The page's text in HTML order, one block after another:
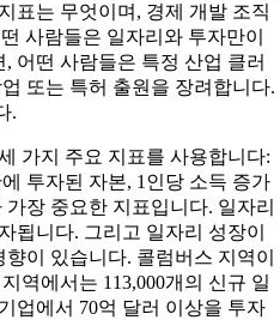
표는 무엇이며, 경제 개발 조직
사람들은 일자리와 투자만이
어떤 사람들은 특정 산업 클러
또는 특허 출원을 장려합니다.
.
가지 주요 지표를 사용합니다:
투자된 자본, 1인당 소득 증가
장 중요한 지표입니다. 일자리
됩니다. 그리고 일자리 성장이
이 있습니다. 콜럼버스 지역이
역에서는 113,000개의 신규 일
업에서 70억 달러 이상을 투자